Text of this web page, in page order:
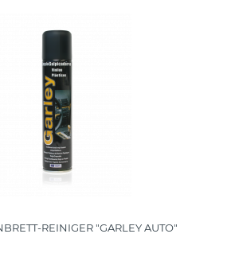
REINIGER "GARLEY AUTO"